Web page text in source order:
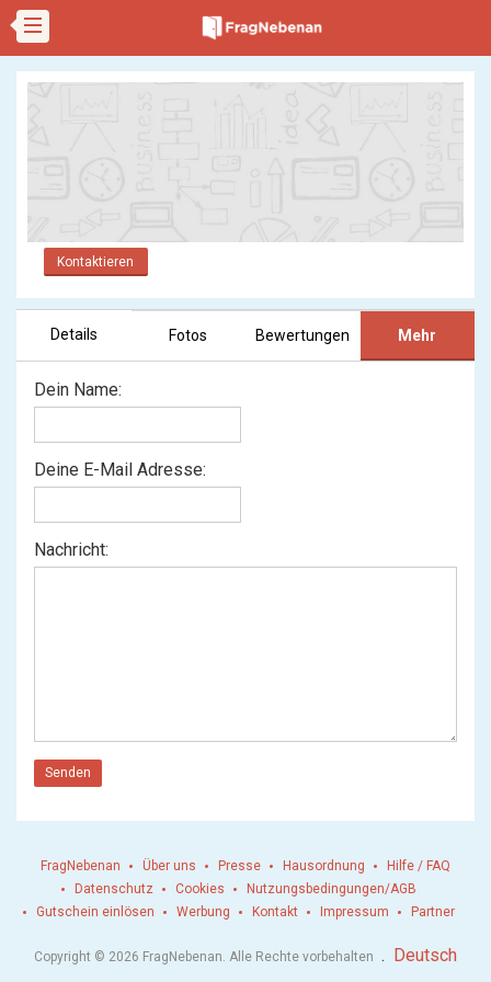
Kontaktieren
Details Fotos Bewertungen Mehr
Dein Name:
Deine E-Mail Adresse:
Nachricht:
Senden
FragNebenan Über uns Presse Hausordnung
Hilfe / FAQ
Datenschutz
Cookies
Nutzungsbedingungen/AGB
Gutschein einlösen
Werbung Kontakt Impressum Partner
Copyright © 2026 FragNebenan. Alle Rechte vorbehalten . Deutsch